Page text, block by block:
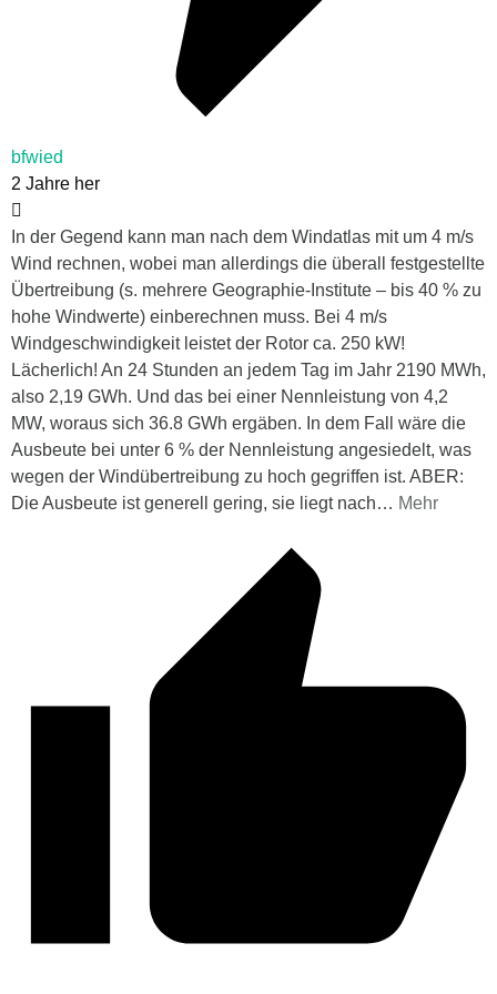
bfwied
2 Jahre her
In der Gegend kann man nach dem Windatlas mit um 4 m/s
Wind rechnen, wobei man allerdings die überall festgestellte
Übertreibung (s. mehrere Geographie-Institute – bis 40 % zu
hohe Windwerte) einberechnen muss. Bei 4 m/s
Windgeschwindigkeit leistet der Rotor ca. 250 kW!
Lächerlich! An 24 Stunden an jedem Tag im Jahr 2190 MWh,
also 2,19 GWh. Und das bei einer Nennleistung von 4,2
MW, woraus sich 36.8 GWh ergäben. In dem Fall wäre die
Ausbeute bei unter 6 % der Nennleistung angesiedelt, was
wegen der Windübertreibung zu hoch gegriffen ist. ABER:
Die Ausbeute ist generell gering, sie liegt nach… Mehr